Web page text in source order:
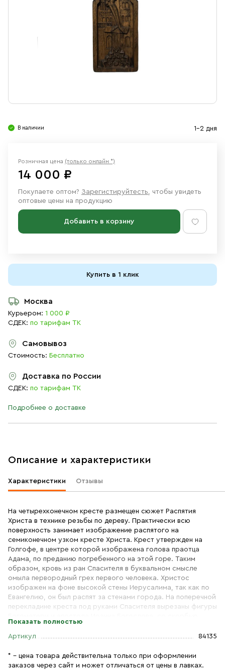
В наличии 1-2 дня
Розничная цена (только онлайн *)
14 000 ₽
Покупаете оптом? Зарегистируйтесть, чтобы увидеть
оптовые цены на продукцию
Добавить в корзину
Купить в 1 клик
Москва
Курьером: 1 000 ₽
СДЕК: по тарифам ТК
Самовывоз
Стоимость: Бесплатно
Доставка по России
СДЕК: по тарифам ТК
Подробнее о доставке
Описание и характеристики
Характеристики Отзывы
На четырехконечном кресте размещен сюжет Распятия
Христа в технике резьбы по дереву. Практически всю
поверхность занимает изображение распятого на
семиконечном узком кресте Христа. Крест утвержден на
Голгофе, в центре которой изображена голова праотца
Адама, по преданию погребенного на этой горе. Таким
образом, кровь из ран Спасителя в буквальном смысле
омыла первородный грех первого человека. Христос
изображен на фоне высокой стены Иерусалима, так как по
Евангелию, он был распят за стенами города. На поперечной
перекладине креста под руками Спасителя вырезаны фигуры
взирающих на распятого за грехи человечества Господа.
Вместе с ними оплакивают смерть Христа и два ангела,
покрытие защитным тонирующим маслом. Размер: 35 см
Показать полностью
Артикул 84135
* – цена товара действительна только при оформлении
заказов через сайт и может отличаться от цены в лавках.